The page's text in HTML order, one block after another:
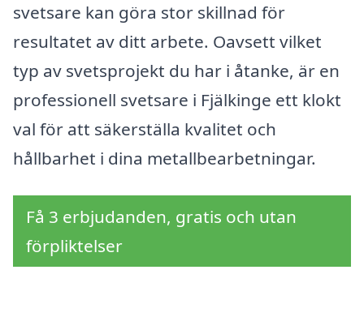
svetsare kan göra stor skillnad för
resultatet av ditt arbete. Oavsett vilket
typ av svetsprojekt du har i åtanke, är en
professionell svetsare i Fjälkinge ett klokt
val för att säkerställa kvalitet och
hållbarhet i dina metallbearbetningar.
Få 3 erbjudanden, gratis och utan
förpliktelser